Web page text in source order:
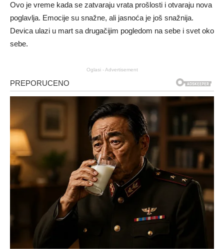
Ovo je vreme kada se zatvaraju vrata prošlosti i otvaraju nova
poglavlja. Emocije su snažne, ali jasnoća je još snažnija.
Devica ulazi u mart sa drugačijim pogledom na sebe i svet oko
sebe.
Oglasi - Advertisement